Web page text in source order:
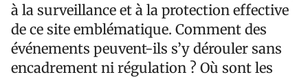
à la surveillance et à la protection effective
de ce site emblématique. Comment des
événements peuvent-ils s’y dérouler sans
encadrement ni régulation ? Où sont les